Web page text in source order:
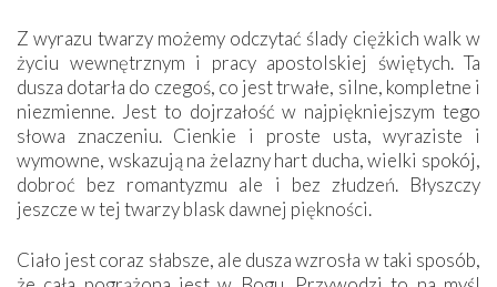
Z wyrazu twarzy możemy odczytać ślady ciężkich walk w
życiu wewnętrznym i pracy apostolskiej świętych. Ta
dusza dotarła do czegoś, co jest trwałe, silne, kompletne i
niezmienne. Jest to dojrzałość w najpiękniejszym tego
słowa znaczeniu. Cienkie i proste usta, wyraziste i
wymowne, wskazują na żelazny hart ducha, wielki spokój,
dobroć bez romantyzmu ale i bez złudzeń. Błyszczy
jeszcze w tej twarzy blask dawnej piękności.
Ciało jest coraz słabsze, ale dusza wzrosła w taki sposób,